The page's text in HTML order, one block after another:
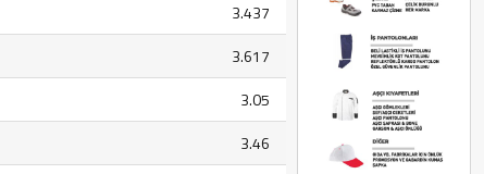
3.437
3.617
3.05
3.46